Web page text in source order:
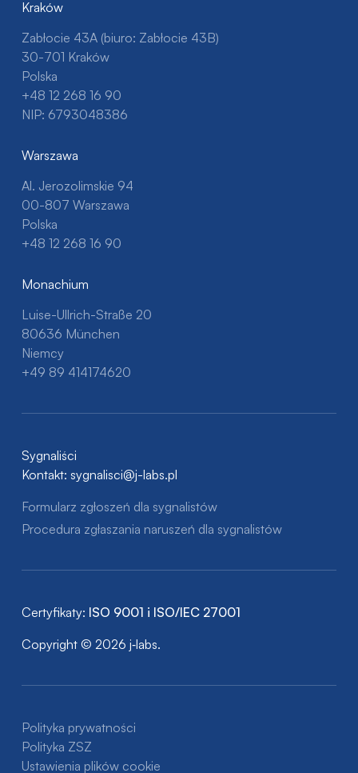
Kraków
Zabłocie 43A (biuro: Zabłocie 43B)
30-701 Kraków
Polska
+48 12 268 16 90
NIP: 6793048386
Warszawa
Al. Jerozolimskie 94
00-807 Warszawa
Polska
+48 12 268 16 90
Monachium
Luise-Ullrich-Straße 20
80636 München
Niemcy
+49 89 414174620
Sygnaliści
Kontakt: sygnalisci@j-labs.pl
Formularz zgłoszeń dla sygnalistów
Procedura zgłaszania naruszeń dla sygnalistów
Certyfikaty: ISO 9001 i ISO/IEC 27001
Copyright © 2026 j‑labs.
Polityka prywatności
Polityka ZSZ
Ustawienia plików cookie